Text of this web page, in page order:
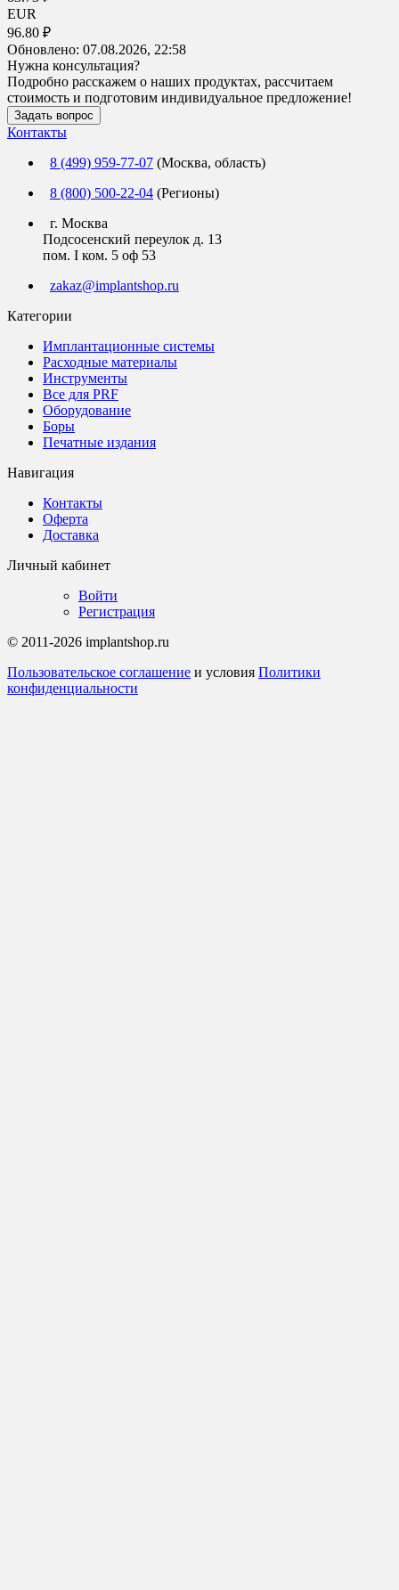
EUR
96.80 ₽
Обновлено: 07.08.2026, 22:58
Нужна консультация?
Подробно расскажем о наших продуктах, рассчитаем
стоимость и подготовим индивидуальное предложение!
Задать вопрос
Контакты
8 (499) 959-77-07 (Москва, область)
8 (800) 500-22-04 (Регионы)
г. Москва
Подсосенский переулок д. 13
пом. I ком. 5 оф 53
zakaz@implantshop.ru
Категории
Имплантационные системы
Расходные материалы
Инструменты
Все для PRF
Оборудование
Боры
Печатные издания
Навигация
Контакты
Оферта
Доставка
Личный кабинет
Войти
Регистрация
© 2011-2026 implantshop.ru
Пользовательское соглашение и условия Политики
конфиденциальности